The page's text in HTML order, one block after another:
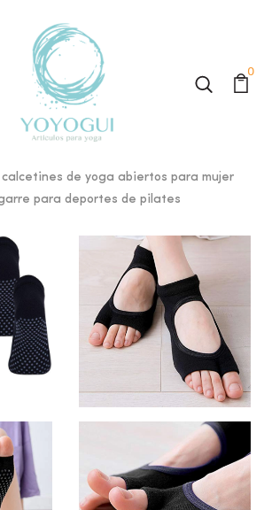
0
de yoga abiertos para mujer
para deportes de pilates